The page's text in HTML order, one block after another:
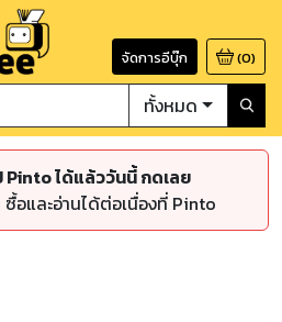
จัดการอีบุ๊ก (0)
ทั้งหมด
Pinto ได้แล้ววันนี้ กดเลย
อและอ่านได้ต่อเนื่องที่ Pinto